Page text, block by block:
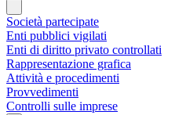
Società partecipate
Enti pubblici vigilati
Enti di diritto privato controllati
Rappresentazione grafica
Attività e procedimenti
Provvedimenti
Controlli sulle imprese